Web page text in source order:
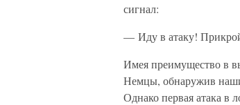
сигнал:
— Иду в атаку!
Имея преимущество в
Немцы, обнаружив
Однако первая атака в